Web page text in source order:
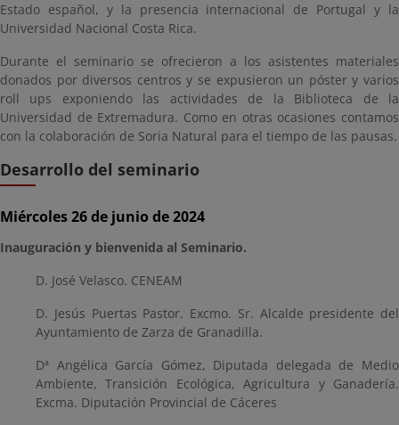
Estado español, y la presencia internacional de Portugal y la
Universidad Nacional Costa Rica.
Durante el seminario se ofrecieron a los asistentes materiales
donados por diversos centros y se expusieron un póster y varios
roll ups exponiendo las actividades de la Biblioteca de la
Universidad de Extremadura. Como en otras ocasiones contamos
con la colaboración de Soria Natural para el tiempo de las pausas.
Desarrollo del seminario
Miércoles 26 de junio de 2024
Inauguración y bienvenida al Seminario.
D. José Velasco. CENEAM
D. Jesús Puertas Pastor. Excmo. Sr. Alcalde presidente del
Ayuntamiento de Zarza de Granadilla.
Dª Angélica García Gómez, Diputada delegada de Medio
Ambiente, Transición Ecológica, Agricultura y Ganadería.
Excma. Diputación Provincial de Cáceres